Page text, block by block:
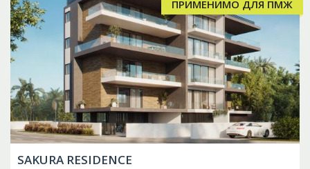
ПРИМЕНИМО ДЛЯ ПМЖ
SAKURA RESIDENCE